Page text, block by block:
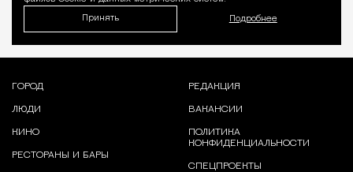
Принять Подробнее
ГОРОД
ЛЮДИ
КИНО
РЕСТОРАНЫ И БАРЫ
РЕДАКЦИЯ
ВАКАНСИИ
ПОЛИТИКА
КОНФИДЕНЦИАЛЬНОСТИ
СПЕЦПРОЕКТЫ